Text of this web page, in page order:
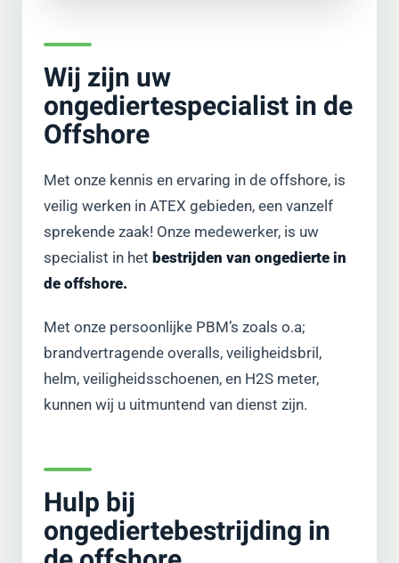
Wij zijn uw
ongediertespecialist in de
Offshore
Met onze kennis en ervaring in de offshore, is
veilig werken in ATEX gebieden, een vanzelf
sprekende zaak! Onze medewerker, is uw
specialist in het bestrijden van ongedierte in
de offshore.
Met onze persoonlijke PBM’s zoals o.a;
brandvertragende overalls, veiligheidsbril,
helm, veiligheidsschoenen, en H2S meter,
kunnen wij u uitmuntend van dienst zijn.
Hulp bij
ongediertebestrijding in